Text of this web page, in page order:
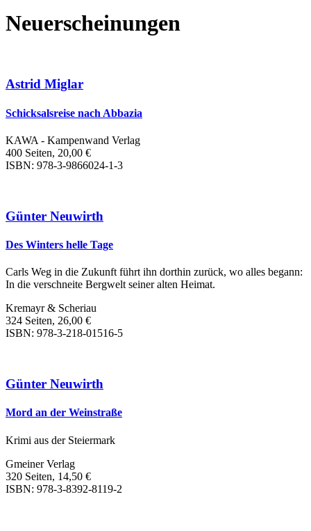
Neuerscheinungen
Astrid Miglar
Schicksalsreise nach Abbazia
KAWA - Kampenwand Verlag
400 Seiten, 20,00 €
ISBN: 978-3-9866024-1-3
Günter Neuwirth
Des Winters helle Tage
Carls Weg in die Zukunft führt ihn dorthin zurück, wo alles begann:
In die verschneite Bergwelt seiner alten Heimat.
Kremayr & Scheriau
324 Seiten, 26,00 €
ISBN: 978-3-218-01516-5
Günter Neuwirth
Mord an der Weinstraße
Krimi aus der Steiermark
Gmeiner Verlag
320 Seiten, 14,50 €
ISBN: 978-3-8392-8119-2